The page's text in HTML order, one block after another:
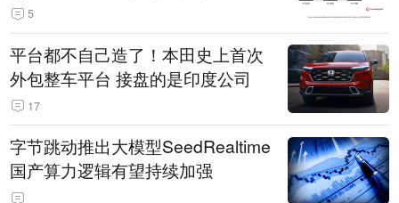
5
平台都不自己造了！本田史上首次
外包整车平台 接盘的是印度公司
17
字节跳动推出大模型SeedRealtime
国产算力逻辑有望持续加强